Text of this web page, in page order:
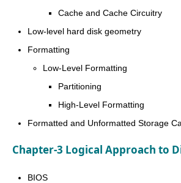
Cache and Cache Circuitry
Low-level hard disk geometry
Formatting
Low-Level Formatting
Partitioning
High-Level Formatting
Formatted and Unformatted Storage
Chapter-3 Logical Approach to
BIOS